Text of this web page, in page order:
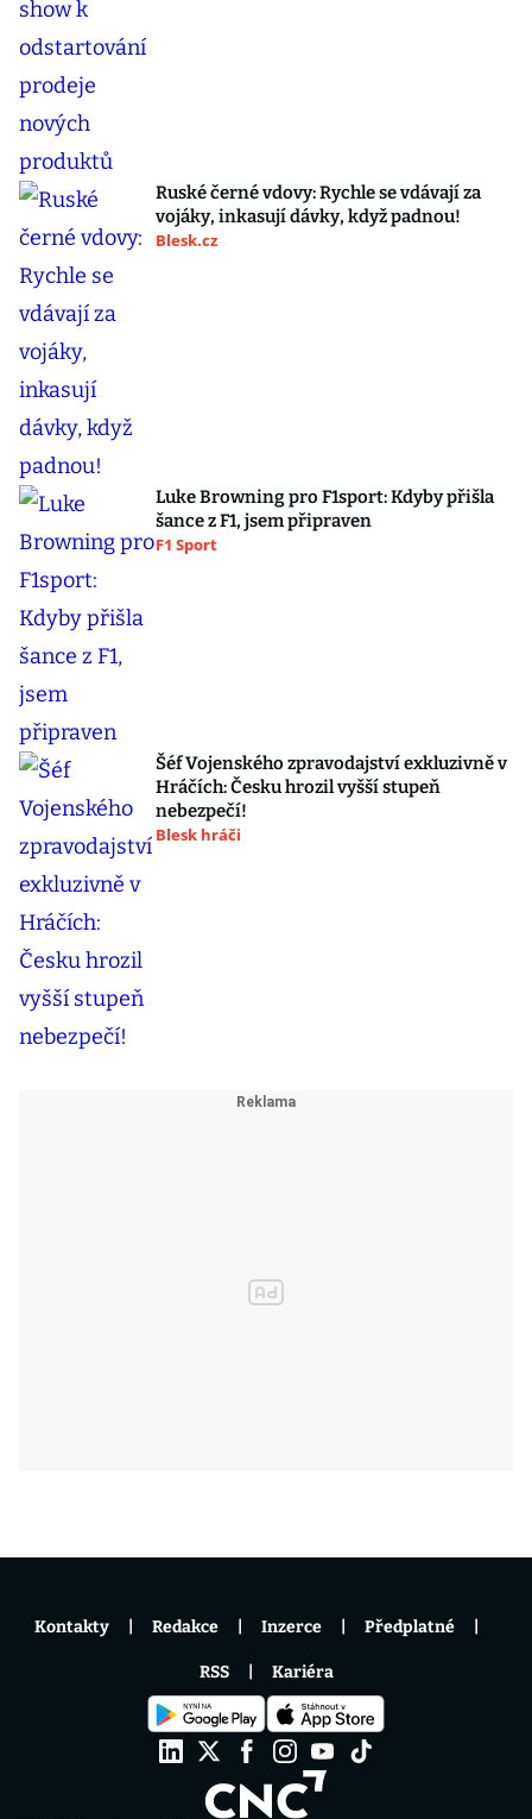
Ruské černé vdovy: Rychle se vdávají za
vojáky, inkasují dávky, když padnou!
Blesk.cz
Luke Browning pro F1sport: Kdyby přišla
šance z F1, jsem připraven
F1 Sport
Šéf Vojenského zpravodajství exkluzivně v
Hráčích: Česku hrozil vyšší stupeň
nebezpečí!
Blesk hráči
Kontakty Redakce Inzerce Předplatné
RSS Kariéra